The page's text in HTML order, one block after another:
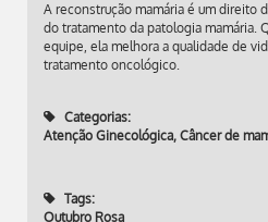
A reconstrução mamária é um direito
do tratamento da patologia mamária.
equipe, ela melhora a qualidade de
tratamento oncológico.
Categorias:
Atenção Ginecológica, Câncer de
Tags:
Outubro Rosa